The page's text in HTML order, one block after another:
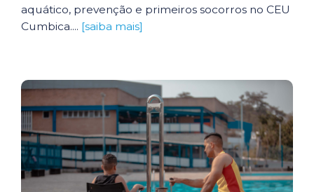
aquático, prevenção e primeiros socorros no CEU
Cumbica.... [saiba mais]